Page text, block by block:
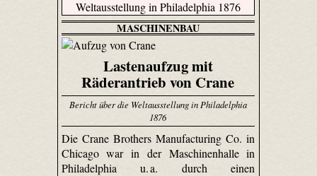
MASCHINENBAU
Lastenaufzug mit
Räderantrieb von Crane
Bericht über die Weltausstellung in Philadelphia
1876
Die Crane Brothers Manu­factu­ring Co. in
Chicago war in der Maschinenhalle in
Philadelphia u. a. durch einen